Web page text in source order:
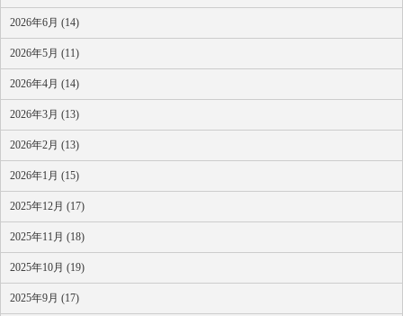
2026年6月 (14)
2026年5月 (11)
2026年4月 (14)
2026年3月 (13)
2026年2月 (13)
2026年1月 (15)
2025年12月 (17)
2025年11月 (18)
2025年10月 (19)
2025年9月 (17)